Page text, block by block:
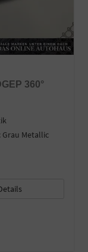
360°
Grau Metallic